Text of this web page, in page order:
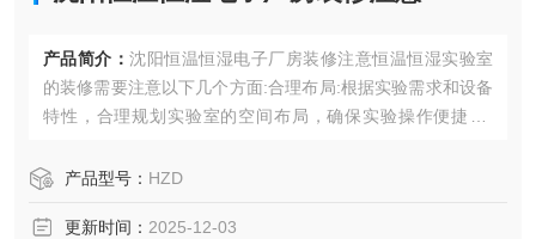
产品简介： 沈阳恒温恒湿电子厂房装修注意恒温恒湿实验室
的装修需要注意以下几个方面:合理布局:根据实验需求和设备
特性，合理规划实验室的空间布局，确保实验操作便捷、*
的功能区域，
产品型号： HZD
更新时间： 2025-12-03